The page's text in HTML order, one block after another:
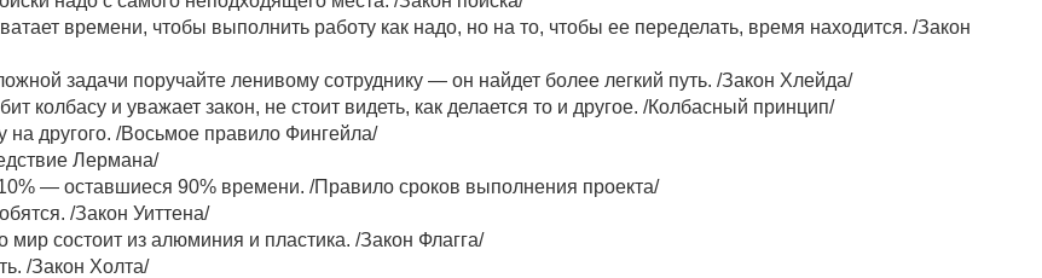
времени, чтобы выполнить работу как надо, но на то, чтобы ее переделать, время находится. /Закон
задачи поручайте ленивому сотруднику — он найдет более легкий путь. /Закон Хлейда/
колбасу и уважает закон, не стоит видеть, как делается то и другое. /Колбасный принцип/
на другого. /Восьмое правило Фингейла/
Лермана/
— оставшиеся 90% времени. /Правило сроков выполнения проекта/
/Закон Уиттена/
состоит из алюминия и пластика. /Закон Флагга/
/Закон Холта/